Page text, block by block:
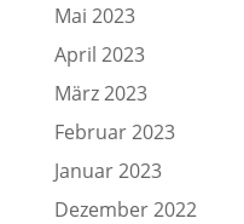
Mai 2023
April 2023
März 2023
Februar 2023
Januar 2023
Dezember 2022